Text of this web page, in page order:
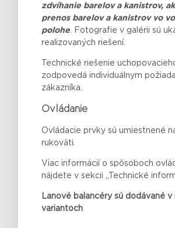
zdvíhanie barelov a kanistrov,
prenos barelov a kanistrov vo
polohe. Fotografie v galérii sú
realizovaných riešení.
Technické riešenie
zodpovedá individuálnym
zákazníka.
Ovládanie
Ovládacie prvky sú umiestnené
rukoväti.
Viac informácií o spôsoboch
nájdete v sekcii „Technické
Lanové balancéry sú dodávané v
variantoch